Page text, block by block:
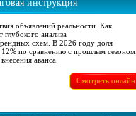
инструкция
объявлений реальности. Как
глубокого анализа
схем. В 2026 году доля
по сравнению с прошлым сезоном.
аванса.
Смотреть онлайн